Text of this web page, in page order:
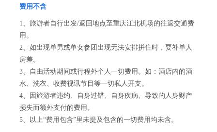
费用不含
1、旅游者自行出发/返回地点至重庆江北机场的往返交通费
用。
2、如出现单男或单女参团出现无法安排拼住时，要补单人
房差。
3、自由活动期间或行程外个人一切费用。如：酒店内的酒
水、洗衣、收费视讯节目等一切私人开支。
4、因旅游者违约、自身过错、自身疾病、导致的人身财产
损失而额外支付的费用。
5、以上“费用包含”里未提及包含的一切费用均未含。